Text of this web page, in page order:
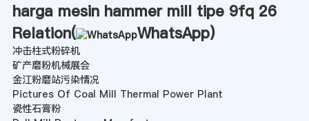
harga mesin hammer mill tipe 9fq 26
Relation(
WhatsApp)
冲击柱式粉碎机
矿产磨粉机械展会
金江粉磨站污染情况
Pictures Of Coal Mill Thermal Power Plant
瓷性石膏粉